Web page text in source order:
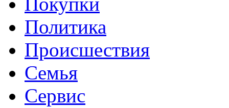
Политика
Происшествия
Семья
Сервис